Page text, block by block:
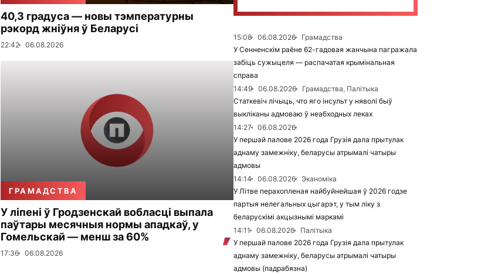
40,3 градуса — новы тэмпературны
рэкорд жніўня ў Беларусі
22:42 06.08.2026
ГРАМАДСТВА
У ліпені ў Гродзенскай вобласці выпала
паўтары месячныя нормы ападкаў, у
Гомельскай — менш за 60%
17:36 06.08.2026
15:08 06.08.2026
Грамадства
У Сенненскім раёне 62-гадовая жанчына пагражала
забіць сужыцеля — распачатая крымінальная
справа
14:49
06.08.2026
Грамадства, Палітыка
Статкевіч лічыць, что яго інсульт у няволі быў
выкліканы адмоваю ў неабходных леках
14:27
06.08.2026
У першай палове 2026 года Грузія дала прытулак
аднаму замежніку, беларусы атрымалі чатыры
адмовы
14:14
06.08.2026
Эканоміка
У Літве перахопленая найбуйнейшая ў 2026 годзе
партыя нелегальных цыгарэт, у тым ліку з
беларускімі акцызнымі маркамі
14:11
06.08.2026
Палітыка
У першай палове 2026 года Грузія дала прытулак
аднаму замежніку, беларусы атрымалі чатыры
адмовы (падрабязна)